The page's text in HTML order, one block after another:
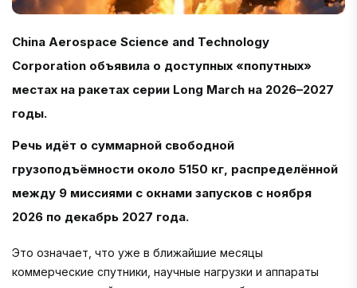
China Aerospace Science and Technology
Corporation объявила о доступных «попутных»
местах на ракетах серии Long March на 2026–2027
годы.
Речь идёт о суммарной свободной
грузоподъёмности около 5150 кг, распределённой
между 9 миссиями с окнами запусков с ноября
2026 по декабрь 2027 года.
Это означает, что уже в ближайшие месяцы
коммерческие спутники, научные нагрузки и аппараты